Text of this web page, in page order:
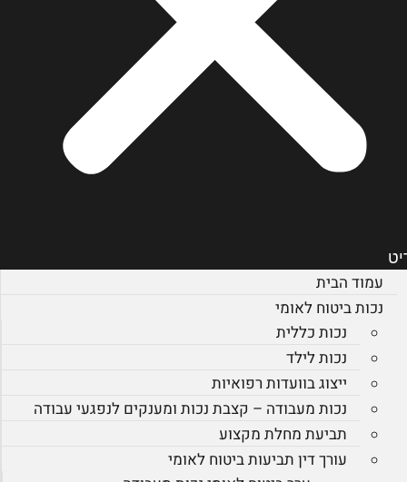
עמוד הבית
נכות ביטוח לאומי
נכות כללית
נכות לילד
ייצוג בוועדות רפואיות
נכות מעבודה – קצבת נכות ומענקים לנפגעי עבודה
תביעת מחלת מקצוע
עורך דין תביעות ביטוח לאומי